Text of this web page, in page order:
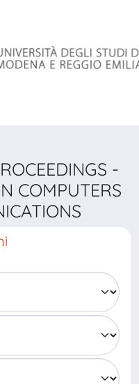
-
COMPUTERS